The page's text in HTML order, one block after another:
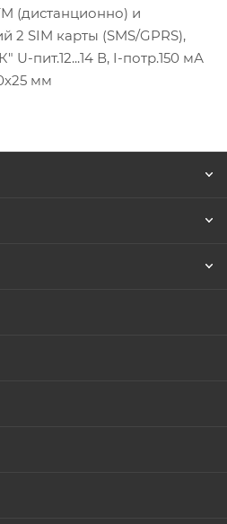
(дистанционно) и
SIM карты (SMS/GPRS),
U-пит.12...14 В, I-потр.150 мА
мм